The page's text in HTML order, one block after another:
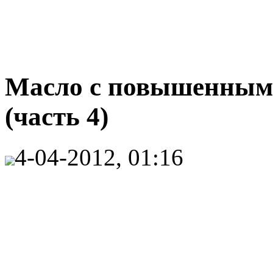
Масло с
(часть 4)
4-04-2012, 01:16